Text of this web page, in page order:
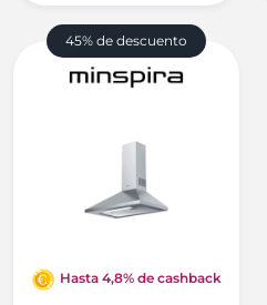
45% de descuento
Hasta 4,8% de cashback